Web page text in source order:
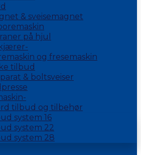
& sveisemagnet
på hjul
og fresemaskin
tilbud
& boltsveiser
tilbud og tilbehør
system 16
system 22
system 28